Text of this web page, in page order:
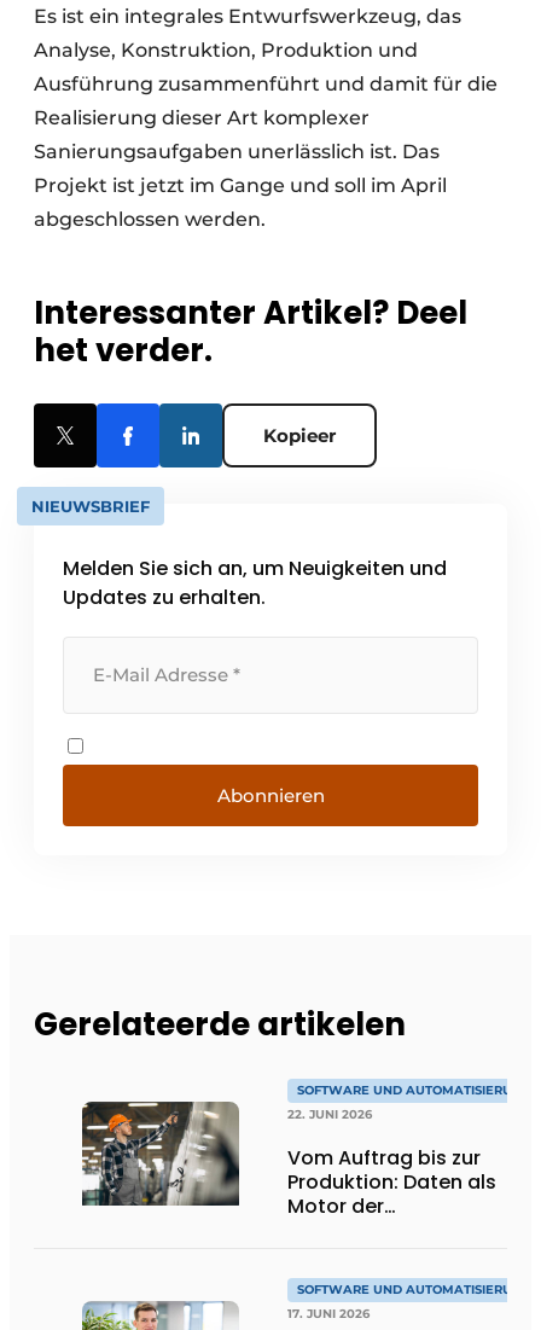
Es ist ein integrales Entwurfswerkzeug, das
Analyse, Konstruktion, Produktion und
Ausführung zusammenführt und damit für die
Realisierung dieser Art komplexer
Sanierungsaufgaben unerlässlich ist. Das
Projekt ist jetzt im Gange und soll im April
abgeschlossen werden.
Interessanter Artikel? Deel
het verder.
Kopieer
NIEUWSBRIEF
Melden Sie sich an, um Neuigkeiten und
Updates zu erhalten.
Abonnieren
Gerelateerde artikelen
SOFTWARE UND AUTOMATISIERUNG
22. JUNI 2026
Vom Auftrag bis zur
Produktion: Daten als
Motor der
SOFTWARE UND AUTOMATISIERUNG
17. JUNI 2026